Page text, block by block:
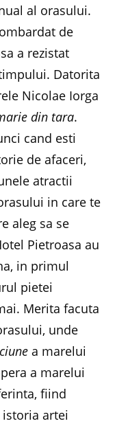
al orasului.
de
a rezistat
Datorita
Nicolae Iorga
din tara.
cand esti
de afaceri,
atractii
in care te
aleg sa se
Pietroasa au
in primul
pietei
Merita facuta
unde
a marelui
a marelui
fiind
artei